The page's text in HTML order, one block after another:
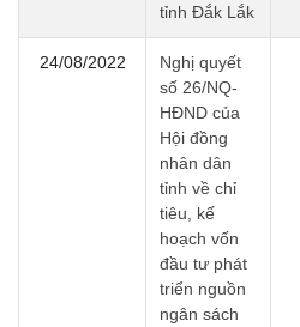
tỉnh Đắk Lắk
24/08/2022
Nghị quyết
số 26/NQ-
HĐND của
Hội đồng
nhân dân
tỉnh về chỉ
tiêu, kế
hoạch vốn
đầu tư phát
triển nguồn
ngân sách